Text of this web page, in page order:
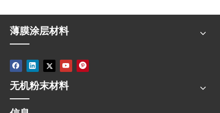
薄膜涂层材料
无机粉末材料